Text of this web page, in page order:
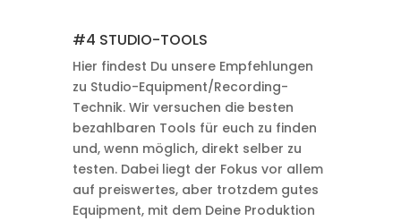
#4 STUDIO-TOOLS
Hier findest Du unsere Empfehlungen
zu Studio-Equipment/Recording-
Technik. Wir versuchen die besten
bezahlbaren Tools für euch zu finden
und, wenn möglich, direkt selber zu
testen. Dabei liegt der Fokus vor allem
auf preiswertes, aber trotzdem gutes
Equipment, mit dem Deine Produktion